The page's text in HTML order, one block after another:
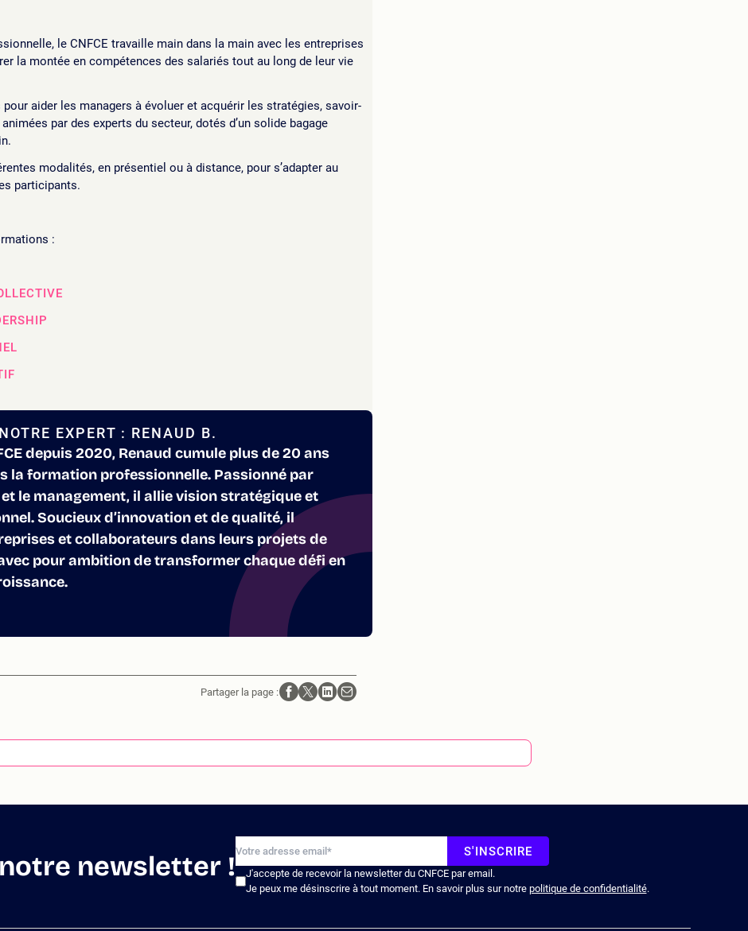
le CNFCE travaille main dans la main avec les entreprises
la montée en compétences des salariés tout au long de leur vie
aider les managers à évoluer et acquérir les stratégies, savoir-
par des experts du secteur, dotés d’un solide bagage
modalités, en présentiel ou à distance, pour s’adapter au
participants.
:
EXPERT : RENAUD B.
depuis 2020, Renaud cumule plus de 20 ans
la formation professionnelle. Passionné par
le management, il allie vision stratégique et
Soucieux d’innovation et de qualité, il
et collaborateurs dans leurs projets de
pour ambition de transformer chaque défi en
Partager la page :
newsletter ! S'INSCRIRE
J'accepte de recevoir la newsletter du CNFCE par email.
Je peux me désinscrire à tout moment. En savoir plus sur notre politique de confidentialité.